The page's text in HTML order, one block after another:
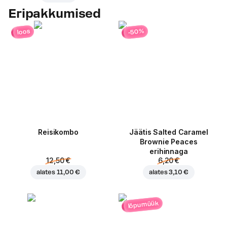
Eripakkumised
loos
Reisikombo
12,50 €
alates 11,00 €
-50%
Jäätis Salted Caramel
Brownie Peaces
erihinnaga
6,20 €
alates3,10 €
lõpumüük